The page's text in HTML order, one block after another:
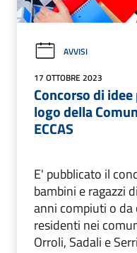
AVVISI
17 OTTOBRE 2023
Concorso di
logo della
ECCAS
E' pubblicato il
bambini e ragazzi
anni compiuti o
residenti nei
Orroli, Sadali e